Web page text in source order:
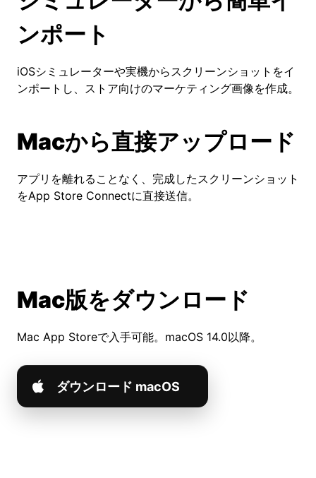
ンポート
iOSシミュレーターや実機からスクリーンショットをイ
ンポートし、ストア向けのマーケティング画像を作成。
Macから直接アップロード
アプリを離れることなく、完成したスクリーンショット
をApp Store Connectに直接送信。
Mac版をダウンロード
Mac App Storeで入手可能。macOS 14.0以降。
ダウンロード macOS